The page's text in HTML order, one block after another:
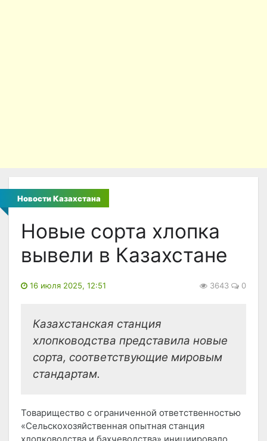
Новости Казахстана
Новые сорта хлопка
вывели в Казахстане
16 июля 2025, 12:51 3643 0
Казахстанская станция
хлопководства представила новые
сорта, соответствующие мировым
стандартам.
Товарищество с ограниченной ответственностью
«Сельскохозяйственная опытная станция